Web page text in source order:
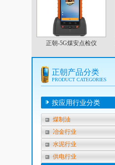
正朝-5G煤安点检仪
正朝产品分类
PRODUCT CATEGORIES
按应用行业分类
煤制油
冶金行业
水泥行业
供电行业